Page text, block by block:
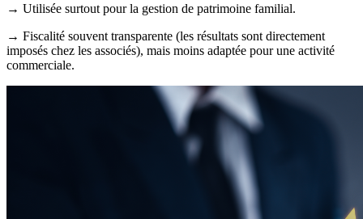
→ Utilisée surtout pour la gestion de patrimoine familial.
→ Fiscalité souvent transparente (les résultats sont directement
imposés chez les associés), mais moins adaptée pour une activité
commerciale.